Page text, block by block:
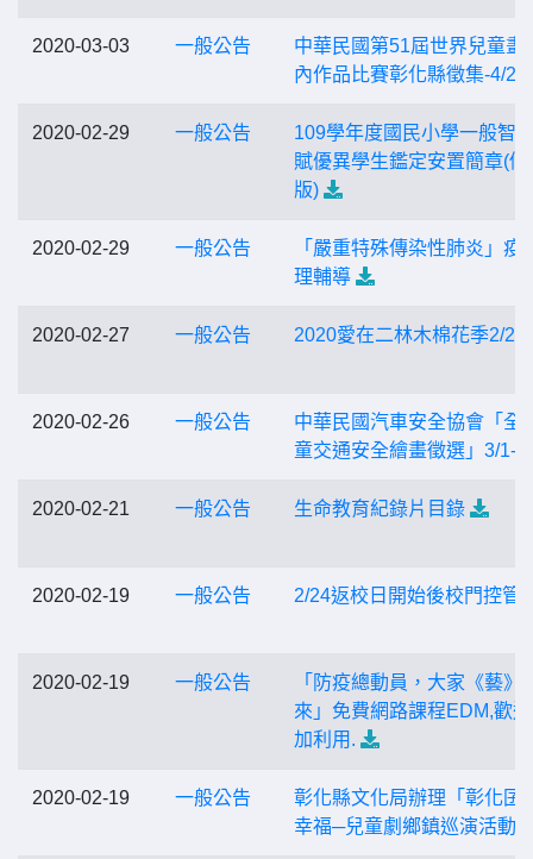
2020-03-03 一般公告
中華民國第51屆世界兒童畫
內作品比賽彰化縣徵集-4/23
2020-02-29 一般公告
109學年度國民小學一般智
賦優異學生鑑定安置簡章(修
版)
2020-02-29 一般公告
「嚴重特殊傳染性肺炎」疫
理輔導
2020-02-27 一般公告 2020愛在二林木棉花季2/
2020-02-26 一般公告
中華民國汽車安全協會「全
童交通安全繪畫徵選」3/1-
2020-02-21 一般公告 生命教育紀錄片目錄
2020-02-19 一般公告 2/24返校日開始後校門控管
2020-02-19 一般公告
「防疫總動員，大家《藝》
來」免費網路課程EDM,歡
加利用.
2020-02-19 一般公告
彰化縣文化局辦理「彰化囝
幸福─兒童劇鄉鎮巡演活動